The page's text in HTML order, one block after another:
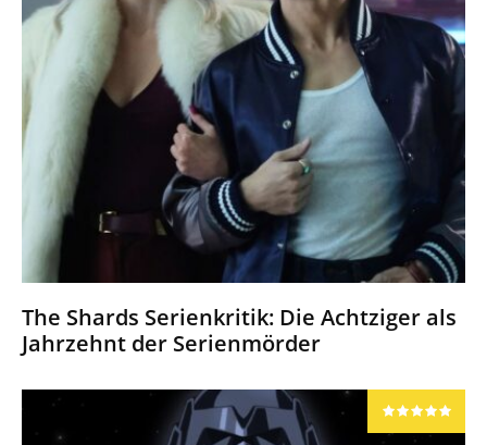
The Shards Serienkritik: Die Achtziger als
Jahrzehnt der Serienmörder